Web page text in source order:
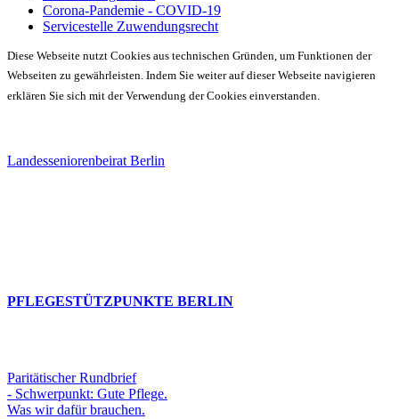
Corona-Pandemie - COVID-19
Servicestelle Zuwendungsrecht
Diese Webseite nutzt Cookies aus technischen Gründen, um Funktionen der
Webseiten zu gewährleisten. Indem Sie weiter auf dieser Webseite navigieren
erklären Sie sich mit der Verwendung der Cookies einverstanden.
Landesseniorenbeirat Berlin
PFLEGESTÜTZPUNKTE BERLIN
Paritätischer Rundbrief
- Schwerpunkt: Gute Pflege.
Was wir dafür brauchen.